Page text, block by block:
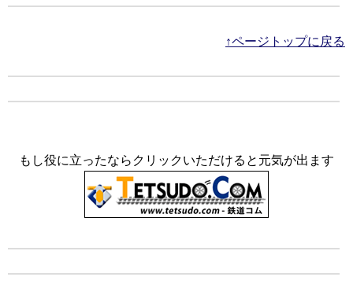
↑ページトップに戻る
もし役に立ったならクリックいただけると元気が出ます